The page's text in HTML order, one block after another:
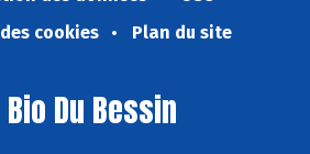
cookies
Plan du site
Bio Du Bessin